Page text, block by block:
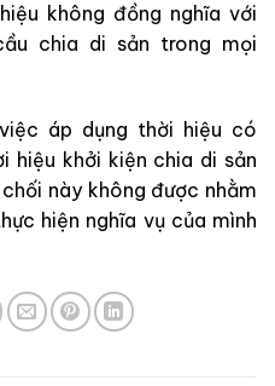
không đồng nghĩa với
chia di sản trong mọi
áp dụng thời hiệu có
hiệu khởi kiện chia di sản
này không được nhằm
hiện nghĩa vụ của mình